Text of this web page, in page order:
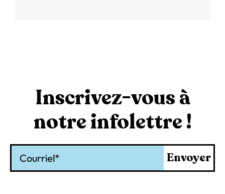
Inscrivez-vous à
notre infolettre !
Envoyer